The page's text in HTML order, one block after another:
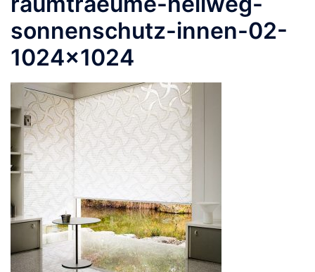
sonnenschutz-innen-02-
1024×1024